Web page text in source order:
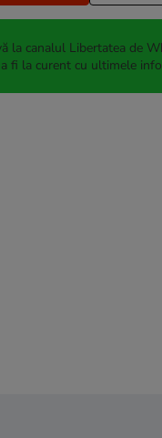
la canalul Libertatea de
a fi la curent cu ultimele